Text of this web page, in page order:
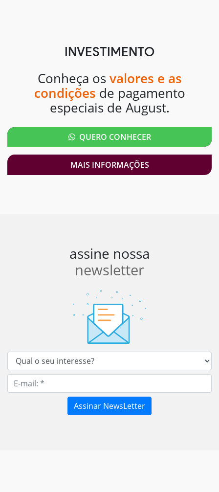
INVESTIMENTO
Conheça os valores e as
condições de pagamento
especiais de August.
QUERO CONHECER
MAIS INFORMAÇÕES
assine nossa
newsletter